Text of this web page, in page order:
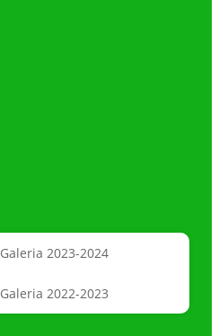
Galeria 2023-2024
Galeria 2022-2023